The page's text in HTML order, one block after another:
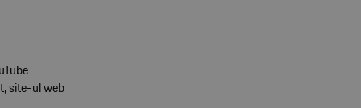
site-ul web